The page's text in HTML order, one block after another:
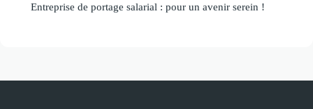
Entreprise de portage salarial : pour un avenir serein !